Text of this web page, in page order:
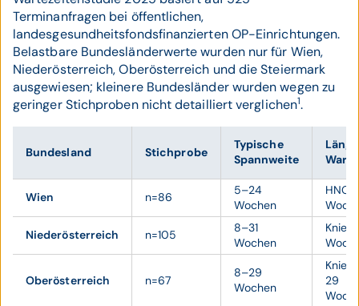
Terminanfragen bei öffentlichen,
landesgesundheitsfondsfinanzierten OP-Einrichtungen.
Belastbare Bundesländerwerte wurden nur für Wien,
Niederösterreich, Oberösterreich und die Steiermark
ausgewiesen; kleinere Bundesländer wurden wegen zu
geringer Stichproben nicht detailliert verglichen1.
Bundesland Stichprobe
Typische
Spannweite
Wien n=86
5–24
Wochen
HNO:
Niederösterreich n=105
8–31
Wochen
Knie:
Oberösterreich n=67
8–29
Wochen
Knie/
29